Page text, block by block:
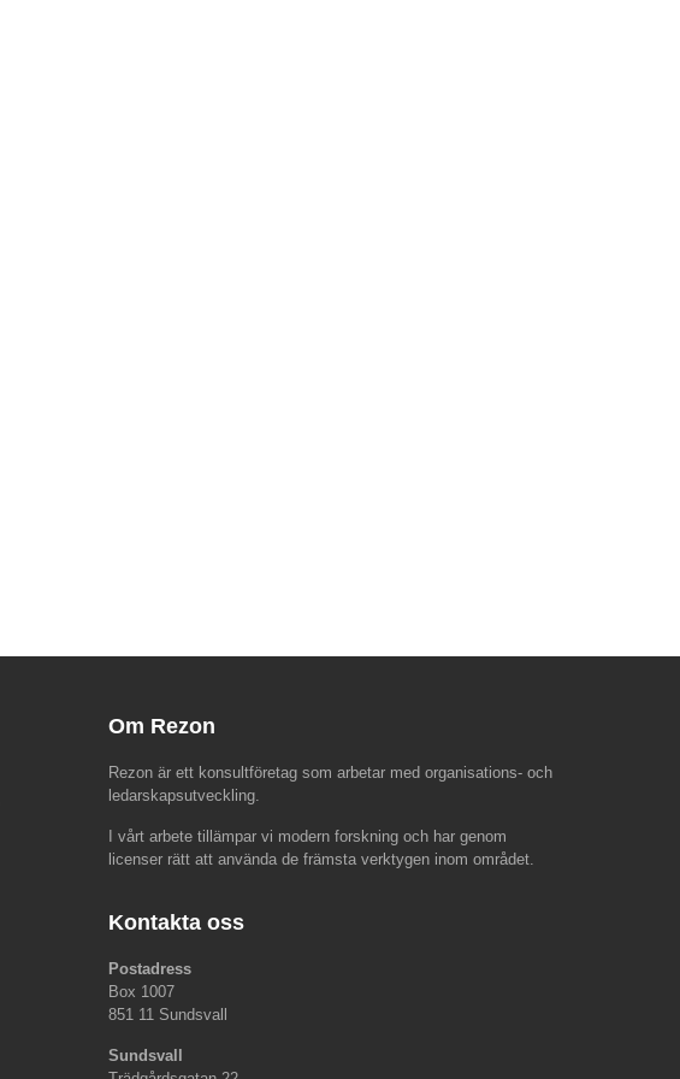
Om Rezon
Rezon är ett konsultföretag som arbetar med organisations- och
ledarskapsutveckling.
I vårt arbete tillämpar vi modern forskning och har genom
licenser rätt att använda de främsta verktygen inom området.
Kontakta oss
Postadress
Box 1007
851 11 Sundsvall
Sundsvall